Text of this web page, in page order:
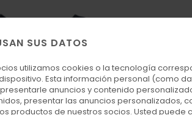
SUS DATOS
utilizamos cookies o la tecnología
Esta información personal (como
anuncios y contenido
presentar las anuncios personalizados,
productos de nuestros socios. Usted